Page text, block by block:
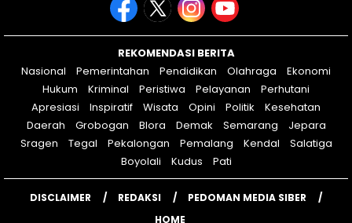
REKOMENDASI BERITA
Nasional
Pemerintahan Pendidikan Olahraga
Ekonomi
Hukum
Kriminal Peristiwa Pelayanan
Perhutani
Apresiasi
Inspiratif Wisata Opini Politik
Kesehatan
Daerah
Grobogan Blora Demak Semarang
Jepara
Sragen
Tegal Pekalongan Pemalang Kendal
Salatiga
Boyolali
Kudus Pati
DISCLAIMER REDAKSI
PEDOMAN MEDIA SIBER
HOME